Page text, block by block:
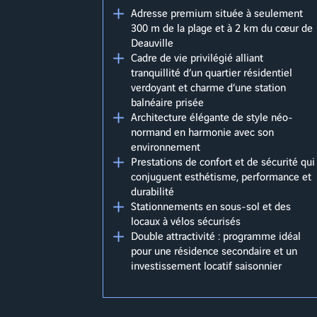
Adresse premium située à seulement
300 m de la plage et à 2 km du cœur de
Deauville
Cadre de vie privilégié alliant
tranquillité d’un quartier résidentiel
verdoyant et charme d’une station
balnéaire prisée
Architecture élégante de style néo-
normand en harmonie avec son
environnement
Prestations de confort et de sécurité qui
conjuguent esthétisme, performance et
durabilité
Stationnements en sous-sol et des
locaux à vélos sécurisés
Double attractivité : programme idéal
pour une résidence secondaire et un
investissement locatif saisonnier